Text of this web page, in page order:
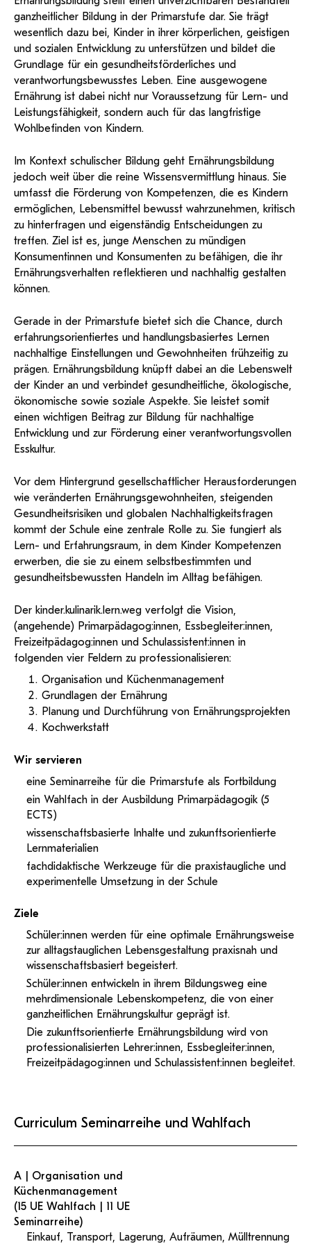
ganzheitlicher Bildung in der Primarstufe dar. Sie trägt
wesentlich dazu bei, Kinder in ihrer körperlichen, geistigen
und sozialen Entwicklung zu unterstützen und bildet die
Grundlage für ein gesundheitsförderliches und
verantwortungsbewusstes Leben. Eine ausgewogene
Ernährung ist dabei nicht nur Voraussetzung für Lern- und
Leistungsfähigkeit, sondern auch für das langfristige
Wohlbefinden von Kindern.
Im Kontext schulischer Bildung geht Ernährungsbildung
jedoch weit über die reine Wissensvermittlung hinaus. Sie
umfasst die Förderung von Kompetenzen, die es Kindern
ermöglichen, Lebensmittel bewusst wahrzunehmen, kritisch
zu hinterfragen und eigenständig Entscheidungen zu
treffen. Ziel ist es, junge Menschen zu mündigen
Konsumentinnen und Konsumenten zu befähigen, die ihr
Ernährungsverhalten reflektieren und nachhaltig gestalten
können.
Gerade in der Primarstufe bietet sich die Chance, durch
erfahrungsorientiertes und handlungsbasiertes Lernen
nachhaltige Einstellungen und Gewohnheiten frühzeitig zu
prägen. Ernährungsbildung knüpft dabei an die Lebenswelt
der Kinder an und verbindet gesundheitliche, ökologische,
ökonomische sowie soziale Aspekte. Sie leistet somit
einen wichtigen Beitrag zur Bildung für nachhaltige
Entwicklung und zur Förderung einer verantwortungsvollen
Esskultur.
Vor dem Hintergrund gesellschaftlicher Herausforderungen
wie veränderten Ernährungsgewohnheiten, steigenden
Gesundheitsrisiken und globalen Nachhaltigkeitsfragen
kommt der Schule eine zentrale Rolle zu. Sie fungiert als
Lern- und Erfahrungsraum, in dem Kinder Kompetenzen
erwerben, die sie zu einem selbstbestimmten und
gesundheitsbewussten Handeln im Alltag befähigen.
Der kinder.kulinarik.lern.weg verfolgt die Vision,
(angehende) Primarpädagog:innen, Essbegleiter:innen,
Freizeitpädagog:innen und Schulassistent:innen in
folgenden vier Feldern zu professionalisieren:
Organisation und Küchenmanagement
Grundlagen der Ernährung
Planung und Durchführung von Ernährungsprojekten
Kochwerkstatt
Wir servieren
eine Seminarreihe für die Primarstufe als Fortbildung
ein Wahlfach in der Ausbildung Primarpädagogik (5
ECTS)
wissenschaftsbasierte Inhalte und zukunftsorientierte
Lernmaterialien
fachdidaktische Werkzeuge für die praxistaugliche und
experimentelle Umsetzung in der Schule
Ziele
Schüler:innen werden für eine optimale Ernährungsweise
zur alltagstauglichen Lebensgestaltung praxisnah und
wissenschaftsbasiert begeistert.
Schüler:innen entwickeln in ihrem Bildungsweg eine
mehrdimensionale Lebenskompetenz, die von einer
ganzheitlichen Ernährungskultur geprägt ist.
Die zukunftsorientierte Ernährungsbildung wird von
professionalisierten Lehrer:innen, Essbegleiter:innen,
Freizeitpädagog:innen und Schulassistent:innen begleitet.
Curriculum Seminarreihe und Wahlfach
A | Organisation und
Küchenmanagement
(15 UE Wahlfach | 11 UE
Seminarreihe)
Einkauf, Transport, Lagerung, Aufräumen, Mülltrennung